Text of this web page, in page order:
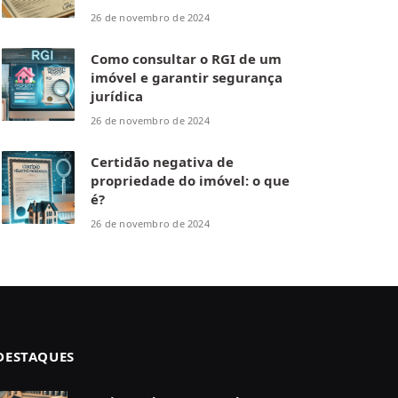
26 de novembro de 2024
Como consultar o RGI de um
imóvel e garantir segurança
jurídica
26 de novembro de 2024
Certidão negativa de
propriedade do imóvel: o que
é?
26 de novembro de 2024